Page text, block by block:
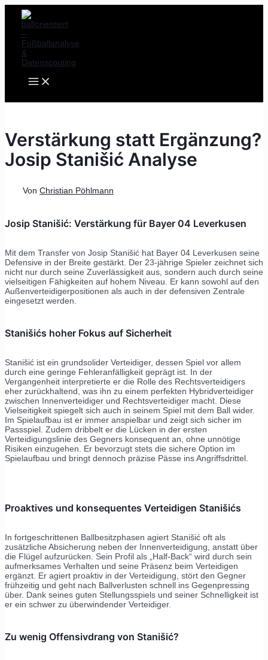
Zum
Inhalt
springen
MENU
Verstärkung statt Ergänzung?
Josip Stanišić Analyse
Von Christian Pöhlmann
Josip Stanišić: Verstärkung für Bayer 04 Leverkusen
Mit dem Transfer von Josip Stanišić hat Bayer 04 Leverkusen seine
Defensive in der Breite gestärkt. Der 23-jährige Spieler zeichnet sich
nicht nur durch seine Zuverlässigkeit aus, sondern auch durch seine
vielseitigen Fähigkeiten auf hohem Niveau. Er kann sowohl auf den
Außenverteidigerpositionen als auch in der defensiven Zentrale
eingesetzt werden.
Stanišićs hoher Fokus auf Sicherheit
Stanišić ist ein grundsolider Verteidiger, dessen Spiel vor allem
durch eine geringe Fehleranfälligkeit geprägt ist. In der
Vergangenheit interpretierte er die Rolle des Rechtsverteidigers
eher zurückhaltend, was ihn zu einem perfekten Hybridverteidiger
zwischen Innenverteidiger und Rechtsverteidiger macht. Diese
Vielseitigkeit spiegelt sich auch in seinem Spiel mit dem Ball wider.
Im Spielaufbau ist er immer anspielbar und zeigt sich sicher im
Passspiel. Zudem dribbelt er die Lücken in der ersten
Verteidigungslinie des Gegners konsequent an, ohne unnötige
Risiken einzugehen. Er bevorzugt stets die sichere Option im
Spielaufbau und bringt dennoch präzise Pässe ins Angriffsdrittel.
Proaktives und konsequentes Verteidigen Stanišićs
In fortgeschrittenen Ballbesitzphasen agiert Stanišić oft als
zusätzliche Absicherung neben der Innenverteidigung, anstatt über
die Flügel aufzurücken. Sein Profil als „Half-Back“ wird durch sein
aufmerksames Verhalten und seine Präsenz beim Verteidigen
ergänzt. Er agiert proaktiv in der Verteidigung, stört den Gegner
frühzeitig und geht nach Ballverlusten schnell ins Gegenpressing
über. Dank seines guten Stellungsspiels und seiner Schnelligkeit ist
er ein schwer zu überwindender Verteidiger.
Zu wenig Offensivdrang von Stanišić?
Post
navigation